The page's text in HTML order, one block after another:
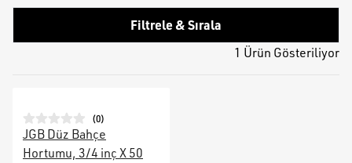
Filtrele & Sırala
1 Ürün Gösteriliyor
(0)
JGB Düz Bahçe
Hortumu, 3/4 inç X 50